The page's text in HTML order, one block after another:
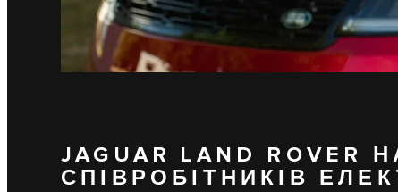
JAGUAR LAND
СПІВРОБІТНИКІВ